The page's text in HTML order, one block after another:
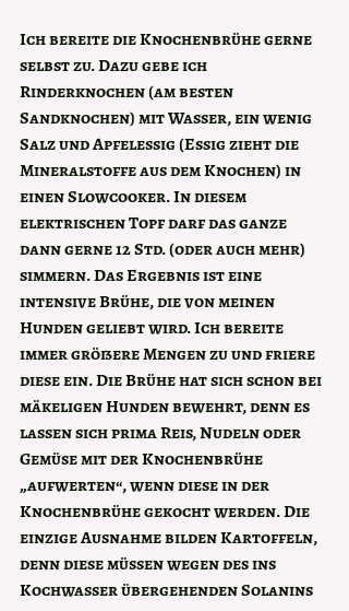
Ich bereite die Knochenbrühe gerne
selbst zu. Dazu gebe ich
Rinderknochen (am besten
Sandknochen) mit Wasser, ein wenig
Salz und Apfelessig (Essig zieht die
Mineralstoffe aus dem Knochen) in
einen Slowcooker. In diesem
elektrischen Topf darf das ganze
dann gerne 12 Std. (oder auch mehr)
simmern. Das Ergebnis ist eine
intensive Brühe, die von meinen
Hunden geliebt wird. Ich bereite
immer größere Mengen zu und friere
diese ein. Die Brühe hat sich schon bei
mäkeligen Hunden bewehrt, denn es
lassen sich prima Reis, Nudeln oder
Gemüse mit der Knochenbrühe
„aufwerten“, wenn diese in der
Knochenbrühe gekocht werden. Die
einzige Ausnahme bilden Kartoffeln,
denn diese müssen wegen des ins
Kochwasser übergehenden Solanins